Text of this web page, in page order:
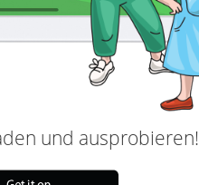
und ausprobieren!